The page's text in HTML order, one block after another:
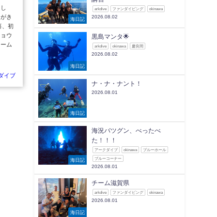
き
、初
ウ
ム
イブ
海日記
arkdive ファンダイビング okinawa
2026.08.02
海日記
黒島マンタ🌟
arkdive okinawa 慶良間
2026.08.02
海日記
ナ・ナ・ナント！
2026.08.01
海日記
海況バツグン、べったべ
た！！！
アークダイブ okinawa ブルーホール
ブルーコーナー
2026.08.01
海日記
チーム滋賀県
arkdive ファンダイビング okinawa
2026.08.01